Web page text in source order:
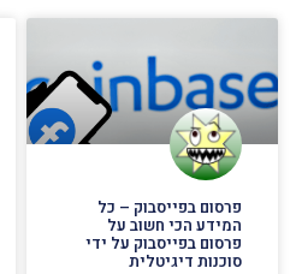
פרסום בפייסבוק – כל
המידע הכי חשוב על
פרסום בפייסבוק על ידי
סוכנות דיגיטלית